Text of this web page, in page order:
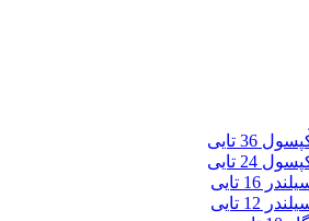
36 تایی
24 تایی
16 تایی
12 تایی